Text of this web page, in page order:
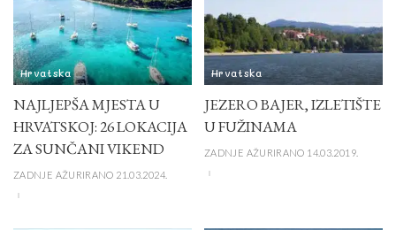
Hrvatska
NAJLJEPŠA MJESTA U
HRVATSKOJ: 26 LOKACIJA
ZA SUNČANI VIKEND
ZADNJE AŽURIRANO 21.03.2024.
Hrvatska
JEZERO BAJER, IZLETIŠTE
U FUŽINAMA
ZADNJE AŽURIRANO 14.03.2019.